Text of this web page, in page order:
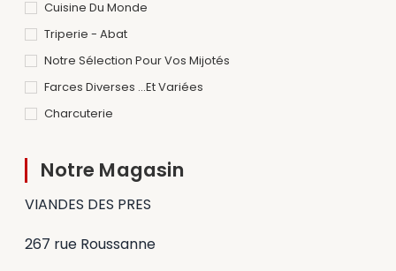
Cuisine Du Monde
Triperie - Abat
Notre Sélection Pour Vos Mijotés
Farces Diverses ...et Variées
Charcuterie
Notre Magasin
VIANDES DES PRES
267 rue Roussanne